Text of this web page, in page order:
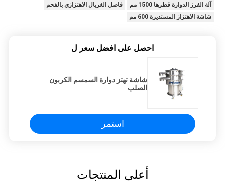
آلة الفرز الدوارة قطرها 1500 مم
فاصل الغربال الاهتزازي بالفحم
شاشة الاهتزاز المستديرة 600 مم
احصل على افضل سعر ل
شاشة تهتز دوارة السمسم الكربون
الصلب
استمر
أعلى المنتجات